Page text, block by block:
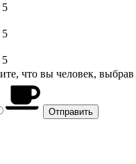
5
5
5
что вы человек, выбрав